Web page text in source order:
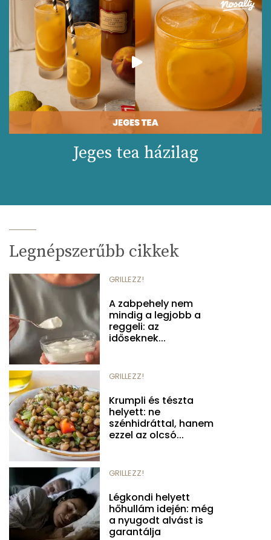
Jeges tea házilag
Legnépszerűbb cikkek
GRILLEZZ!
A zabpehely nem
mindig a legjobb a
reggeli: az
időseknek...
GRILLEZZ!
Krumpli és tészta
helyett: ne
szénhidráttal, hanem
ezzel az olcsó...
GRILLEZZ!
Légkondi helyett
hőhullám idején: még
a nyugodt alvást is
garantálja